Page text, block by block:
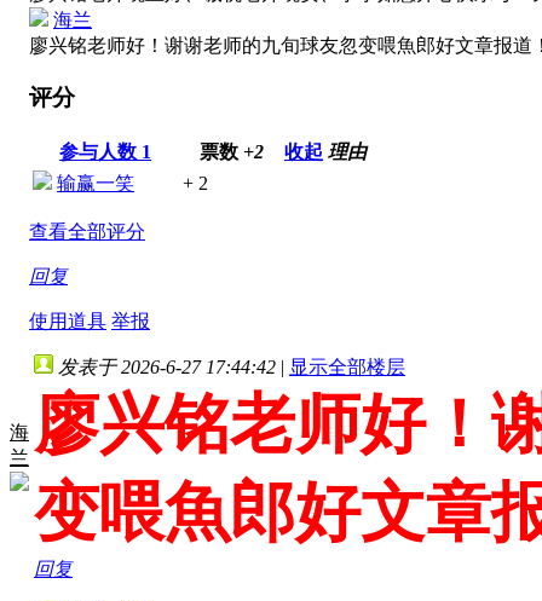
海兰
廖兴铭老师好！谢谢老师的九旬球友忽变喂魚郎好文章报
评分
参与人数 1 票数 +2 收起 理由
输赢一笑
+ 2
查看全部评分
回复
使用道具 举报
海
兰
发表于 2026-6-27 17:44:42 | 显示全部楼层
廖兴铭老师好！
变喂魚郎好文章
回复